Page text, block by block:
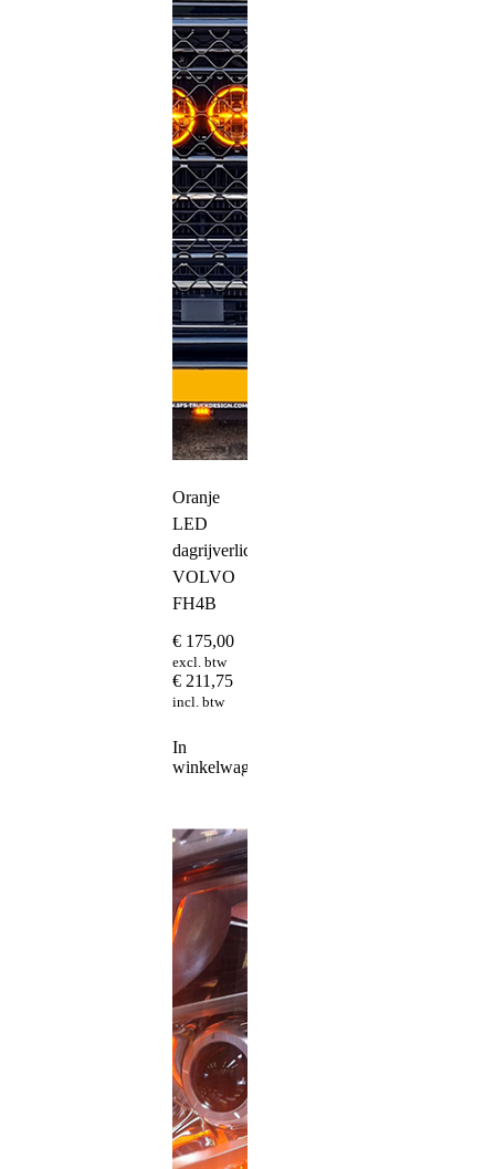
Oranje
LED
dagrijverlichting
VOLVO
FH4B
€ 175,00
excl. btw
€ 211,75
incl. btw
In
winkelwagen